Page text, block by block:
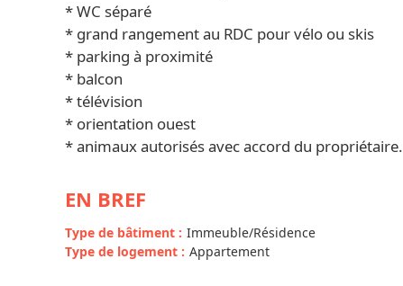
* WC séparé
* grand rangement au RDC pour vélo ou skis
* parking à proximité
* balcon
* télévision
* orientation ouest
* animaux autorisés avec accord du propriétaire.
EN BREF
Type de bâtiment : Immeuble/Résidence
Type de logement : Appartement